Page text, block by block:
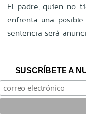
El padre, quien no
enfrenta una
sentencia será
SUSCRÍBETE A